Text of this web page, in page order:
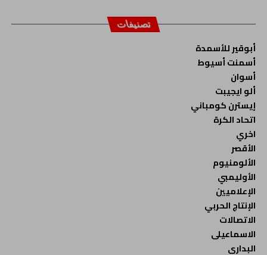
تصنيفات
أبوقير للأسمدة
أسمنت أسيوط
أسوان
ألو ايجيبت
إيسترن كومباني
اتحاد الكرة
اخري
الأقصر
الألومنيوم
الأوليمبي
الإعلاميين
الإنتاج الحربي
الاتصالات
الاسماعيلى
البدارى